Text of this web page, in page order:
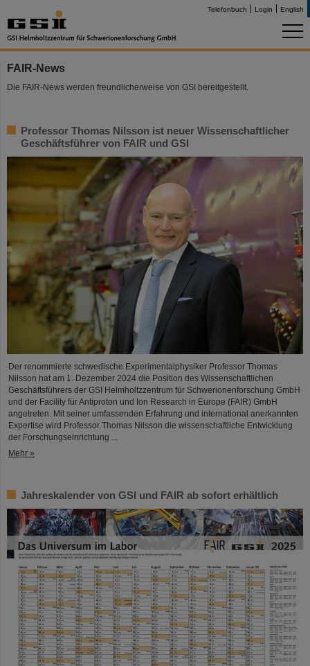
Telefonbuch Login English
FAIR-News
Die FAIR-News werden freundlicherweise von GSI bereitgestellt.
Professor Thomas Nilsson ist neuer Wissenschaftlicher
Geschäftsführer von FAIR und GSI
Der renommierte schwedische Experimentalphysiker Professor Thomas
Nilsson hat am 1. Dezember 2024 die Position des Wissenschaftlichen
Geschäftsführers der GSI Helmholtzzentrum für Schwerionenforschung GmbH
und der Facility für Antiproton und Ion Research in Europe (FAIR) GmbH
angetreten. Mit seiner umfassenden Erfahrung und international anerkannten
Expertise wird Professor Thomas Nilsson die wissenschaftliche Entwicklung
der Forschungseinrichtung ...
Mehr »
Jahreskalender von GSI und FAIR ab sofort erhältlich